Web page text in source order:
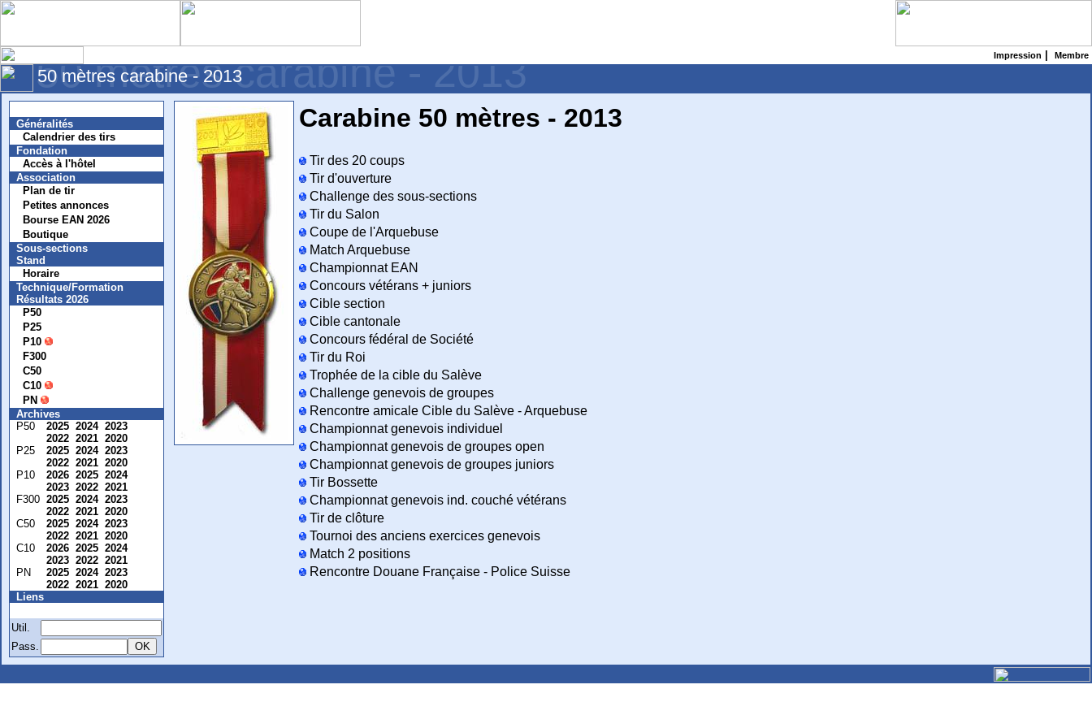
Impression Membre
50 mètres carabine - 2013
50 mètres carabine - 2013
Généralités
Calendrier des tirs
Fondation
Accès à l'hôtel
Association
Plan de tir
Petites annonces
Bourse EAN 2026
Boutique
Sous-sections
Stand
Horaire
Technique/Formation
Résultats 2026
P50
P25
P10
F300
C50
C10
PN
Archives
P50
2025 2024 2023
2022 2021 2020
P25
2025 2024 2023
2022 2021 2020
P10
2026 2025 2024
2023 2022 2021
F300 2025 2024 2023
2022 2021 2020
C50
2025 2024 2023
2022 2021 2020
C10
2026 2025 2024
2023 2022 2021
PN
2025 2024 2023
2022 2021 2020
Liens
Util.
Pass.
Carabine 50 mètres - 2013
Tir des 20 coups
Tir d'ouverture
Challenge des sous-sections
Tir du Salon
Coupe de l'Arquebuse
Match Arquebuse
Championnat EAN
Concours vétérans + juniors
Cible section
Cible cantonale
Concours fédéral de Société
Tir du Roi
Trophée de la cible du Salève
Challenge genevois de groupes
Rencontre amicale Cible du Salève - Arquebuse
Championnat genevois individuel
Championnat genevois de groupes open
Championnat genevois de groupes juniors
Tir Bossette
Championnat genevois ind. couché vétérans
Tir de clôture
Tournoi des anciens exercices genevois
Match 2 positions
Rencontre Douane Française - Police Suisse